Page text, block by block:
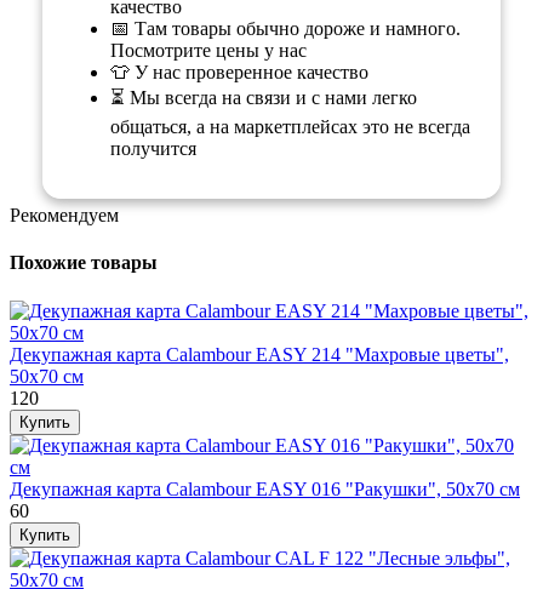
качество
📅 Там товары обычно дороже и намного.
Посмотрите цены у нас
👕 У нас проверенное качество
⏳ Мы всегда на связи и с нами легко
общаться, а на маркетплейсах это не всегда
получится
Рекомендуем
Похожие товары
Декупажная карта Calambour EASY 214 "Махровые цветы",
50х70 см
120
Декупажная карта Calambour EASY 016 "Ракушки", 50х70 см
60